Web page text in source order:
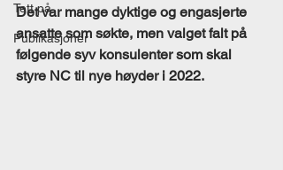
Tett på
Publikasjoner
Det var mange dyktige og engasjerte
ansatte som søkte, men valget falt på
følgende syv konsulenter som skal
styre NC til nye høyder i 2022.